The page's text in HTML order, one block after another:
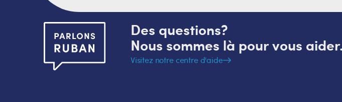
FS-G7739
Ruban adhésif toutes saisons EHP VR-R
À partir de 52.12 $
FS-J7744
À partir de 37.19 $